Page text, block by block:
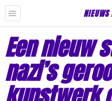
Een nieuw
nazi’s